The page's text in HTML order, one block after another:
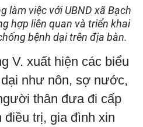
làm việc với UBND xã Bạch
hợp liên quan và triển khai
bệnh dại trên địa bàn.
V. xuất hiện các biểu
như nôn, sợ nước,
thân đưa đi cấp
trị, gia đình xin